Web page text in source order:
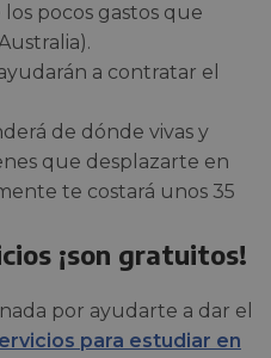
los pocos gastos que
a contratar el
de dónde vivas y
que desplazarte en
te costará unos 35
¡son gratuitos!
por ayudarte a dar el
para estudiar en